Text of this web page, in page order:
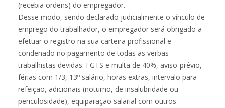
(recebia ordens) do empregador.
Desse modo, sendo declarado judicialmente o vínculo de
emprego do trabalhador, o empregador será obrigado a
efetuar o registro na sua carteira profissional e
condenado no pagamento de todas as verbas
trabalhistas devidas: FGTS e multa de 40%, aviso-prévio,
férias com 1/3, 13º salário, horas extras, intervalo para
refeição, adicionais (noturno, de insalubridade ou
periculosidade), equiparação salarial com outros